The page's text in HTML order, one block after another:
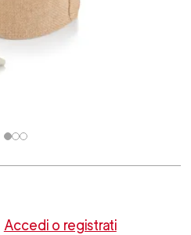
Accedi o registrati